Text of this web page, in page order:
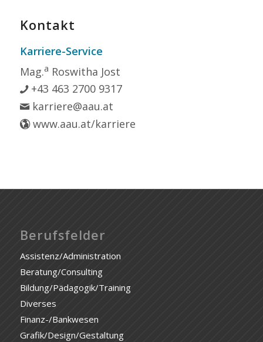
Kontakt
Karriere-Service
Mag.a Roswitha Jost
+43 463 2700 9317
karriere@aau.at
www.aau.at/karriere
Berufsfelder
Assistenz/Administration
Beratung/Consulting
Bildung/Pädagogik/Training
Diverses
Finanz-/Bankwesen
Grafik/Design/Gestaltung